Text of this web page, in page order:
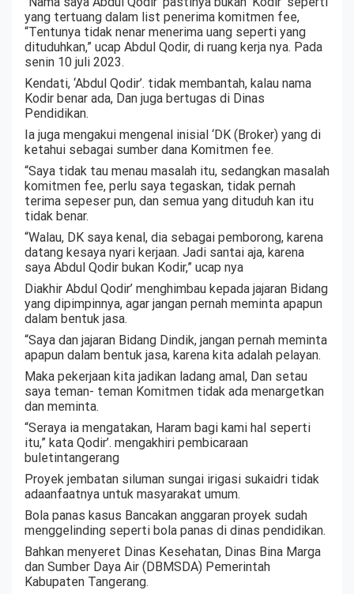
yang tertuang dalam list penerima komitmen fee,
“Tentunya tidak nenar menerima uang seperti yang
dituduhkan,” ucap Abdul Qodir, di ruang kerja nya. Pada
senin 10 juli 2023.
Kendati, ‘Abdul Qodir’. tidak membantah, kalau nama
Kodir benar ada, Dan juga bertugas di Dinas
Pendidikan.
Ia juga mengakui mengenal inisial ‘DK (Broker) yang di
ketahui sebagai sumber dana Komitmen fee.
“Saya tidak tau menau masalah itu, sedangkan masalah
komitmen fee, perlu saya tegaskan, tidak pernah
terima sepeser pun, dan semua yang dituduh kan itu
tidak benar.
“Walau, DK saya kenal, dia sebagai pemborong, karena
datang kesaya nyari kerjaan. Jadi santai aja, karena
saya Abdul Qodir bukan Kodir,” ucap nya
Diakhir Abdul Qodir’ menghimbau kepada jajaran Bidang
yang dipimpinnya, agar jangan pernah meminta apapun
dalam bentuk jasa.
“Saya dan jajaran Bidang Dindik, jangan pernah meminta
apapun dalam bentuk jasa, karena kita adalah pelayan.
Maka pekerjaan kita jadikan ladang amal, Dan setau
saya teman- teman Komitmen tidak ada menargetkan
dan meminta.
“Seraya ia mengatakan, Haram bagi kami hal seperti
itu,” kata Qodir’. mengakhiri pembicaraan
buletintangerang
Proyek jembatan siluman sungai irigasi sukaidri tidak
adaanfaatnya untuk masyarakat umum.
Bola panas kasus Bancakan anggaran proyek sudah
menggelinding seperti bola panas di dinas pendidikan.
Bahkan menyeret Dinas Kesehatan, Dinas Bina Marga
dan Sumber Daya Air (DBMSDA) Pemerintah
Kabupaten Tangerang.